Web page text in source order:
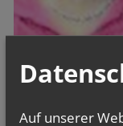
Fachausshüsse:
Pfarrcafé
Auf unserer